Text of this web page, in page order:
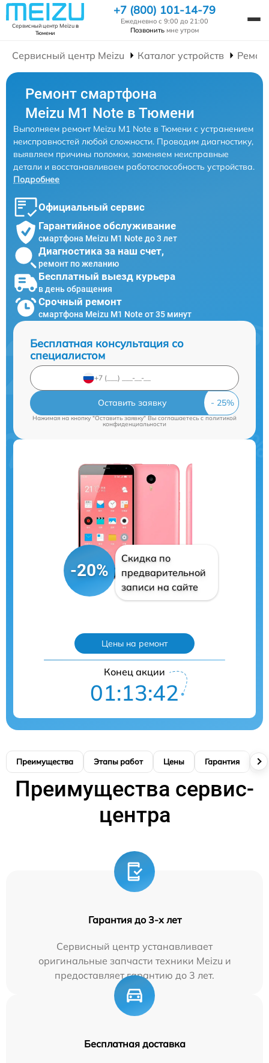
Сервисный центр Meizuв
Тюмени
+7 (800) 101-14-79
Ежедневно с 9:00 до 21:00
Позвонить мне утром
Сервисный центр Meizu Каталог устройств
Ремонт смартфона
Meizu M1 Note в Тюмени
Выполняем ремонт Meizu M1 Note в Тюмени с устранением
неисправностей любой сложности. Проводим диагностику,
выявляем причины поломки, заменяем неисправные
детали и восстанавливаем работоспособность устройства.
Подробнее
Официальный сервис
Гарантийное обслуживание
смартфона Meizu M1 Note до 3 лет
Диагностика за наш счет,
ремонт по желанию
Бесплатный выезд курьера
в день обращения
Срочный ремонт
смартфона Meizu M1 Note от 35 минут
Бесплатная консультация со
специалистом
Оставить заявку
Нажимая на кнопку "Оставить заявку" Вы соглашаетесь cполитикой
конфиденциальности
-20%
Скидка по
предварительной
записи на сайте
Цены на ремонт
Конец акции
01:13:41
Преимущества Этапы работ Цены Гарантия
Преимущества сервис-
центра
Гарантия до 3-х лет
Сервисный центр устанавливает
оригинальные запчасти техники Meizu и
предоставляет гарантию до 3 лет.
Бесплатная доставка